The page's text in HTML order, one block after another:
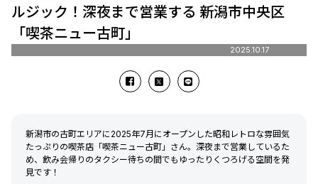
ルジック！深夜まで営業する 新潟市中央区
「喫茶ニュー古町」
2025.10.17
新潟市の古町エリアに2025年7月にオープンした昭和レトロな雰囲気
たっぷりの喫茶店「喫茶ニュー古町」さん。深夜まで営業しているた
め、飲み会帰りのタクシー待ちの間でもゆったりくつろげる空間を発
見です！